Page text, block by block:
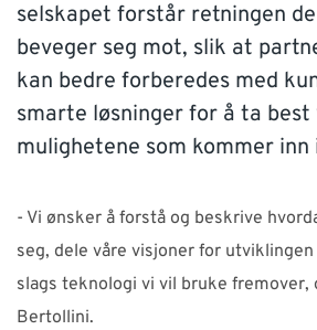
Kontakt
Support: 482 04 400 (support-
Sentralbord: 482 03 300 (post-
France España Ireland Ísland
Suomi
Sverige
selskapet forstår retningen
beveger seg mot, slik at
kan bedre forberedes med
smarte løsninger for å ta best
mulighetene som kommer
- Vi ønsker å forstå og beskrive
seg, dele våre visjoner for
slags teknologi vi vil bruke fremover,
Bertollini.